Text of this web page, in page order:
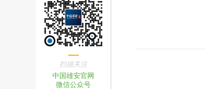
扫描关注
中国雄安官网
微信公众号